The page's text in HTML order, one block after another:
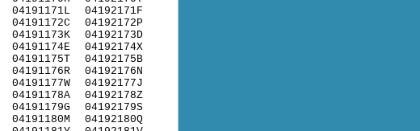
04191171L
04191172C
04191173K
04191174E
04191175T
04191176R
04191177W
04191178A
04191179G
04191180M
04192171F
04192172P
04192173D
04192174X
04192175B
04192176N
04192177J
04192178Z
04192179S
04192180Q